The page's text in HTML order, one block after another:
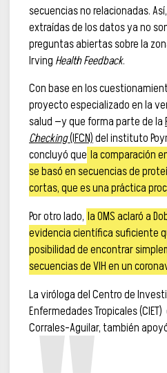
secuencias no relacionadas.
extraídas de los datos ya no
preguntas abiertas sobre la
Irving Health Feedback.
Con base en los
proyecto especializado en la
salud —y que forma parte de la
Checking(IFCN)del instituto
concluyó que la comparación
se basó en secuencias de
cortas, que es una práctica
Por otro lado, la OMS aclaró a
evidencia científica suficiente
posibilidad de encontrar
secuencias de VIH en un
La viróloga del Centro de
Enfermedades Tropicales (CIET)
Corrales-Aguilar, también